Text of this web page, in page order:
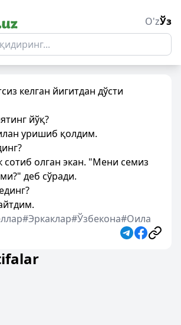
O'zЎз
келган йигитдан дўсти
йўқ?
уришиб қолдим.
сотиб олган экан. "Мени семиз
деб сўради.
#Эркаклар#Ўзбекона#Оила